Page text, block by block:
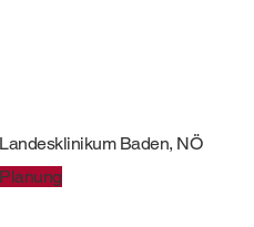
Landesklinikum Baden, NÖ
Planung